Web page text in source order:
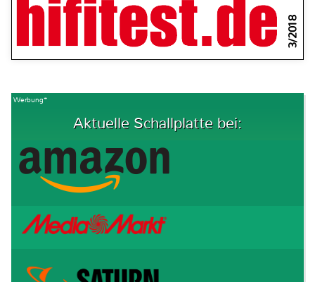
3/2018
Werbung*
Aktuelle Schallplatte bei: